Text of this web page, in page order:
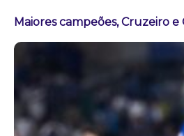
Maiores campeões, Cruzeiro